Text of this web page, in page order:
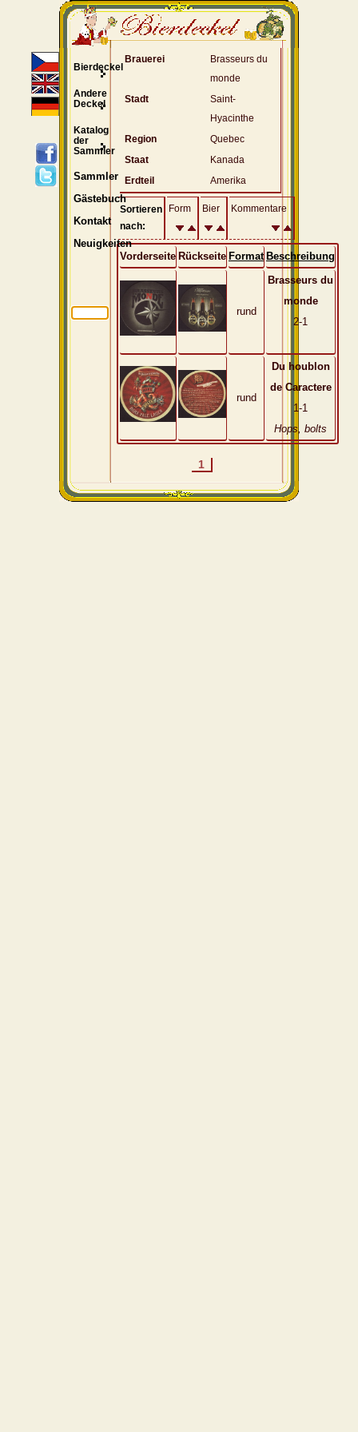
Brauerei
Brasseurs du
monde
Stadt
Saint-
Hyacinthe
Region
Quebec
Staat
Kanada
Erdteil
Amerika
Sortieren
nach:
Form Bier Kommentare
Vorderseite Rückseite Format Beschreibung
rund
Brasseurs du
monde
2-1
rund
Du houblon
de Caractere
1-1
Hops, bolts
1
Bierdeckel
Andere
Deckel
Katalog
der
Sammler
Sammler
Gästebuch
Kontakt
Neuigkeiten